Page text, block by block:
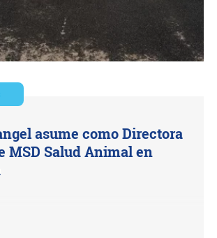
asume como Directora
MSD Salud Animal en